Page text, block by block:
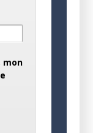
mon